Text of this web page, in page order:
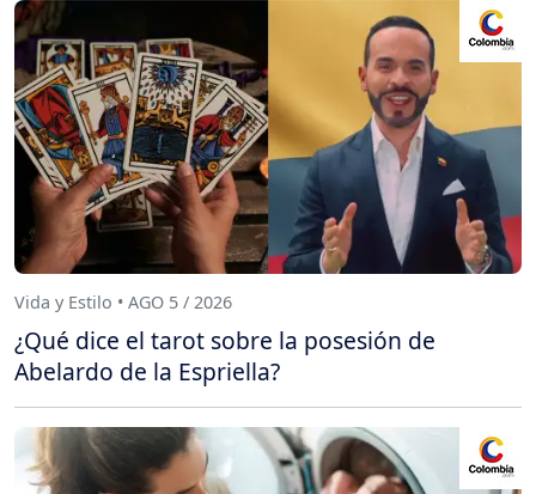
Vida y Estilo • AGO 5 / 2026
¿Qué dice el tarot sobre la posesión de
Abelardo de la Espriella?